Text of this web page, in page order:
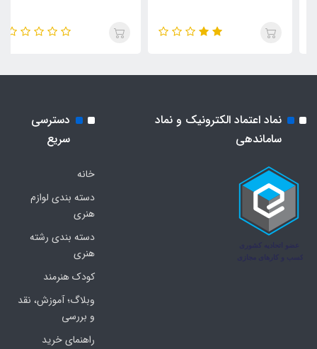
نماد اعتماد الکترونیک و نماد
ساماندهی
دسترسی
سریع
خانه
دسته بندی لوازم
هنری
دسته بندی رشته
هنری
کودک هنرمند
وبلاگ؛ آموزش، نقد
و بررسی
راهنمای خرید